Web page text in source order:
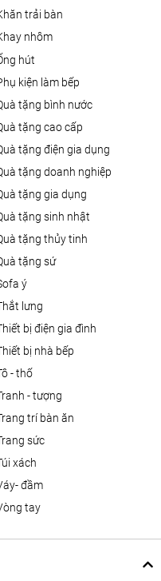
khăn trải bàn
khay nhôm
ống hút
phụ kiện làm bếp
quà tặng bình nước
quà tặng cao cấp
quà tặng điện gia dụng
quà tặng doanh nghiệp
quà tặng gia dụng
quà tặng sinh nhật
quà tặng thủy tinh
quà tặng sứ
sofa ý
thắt lưng
thiết bị điện gia đình
thiết bị nhà bếp
tô - thố
tranh - tượng
trang trí bàn ăn
trang sức
túi xách
váy- đầm
vòng tay